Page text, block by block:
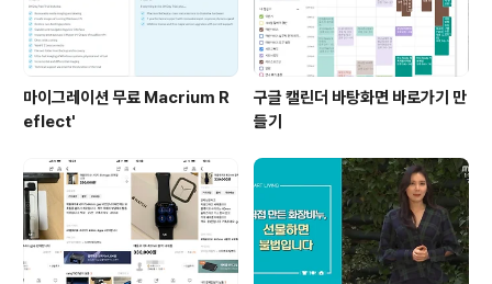
마이그레이션 무료 Macrium R
eflect'
구글 캘린더 바탕화면 바로가기 만
들기